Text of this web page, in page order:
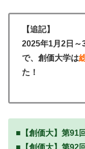
【追記】
2025年1月2日～
で、創価大学は
た！
■【創価大】第91